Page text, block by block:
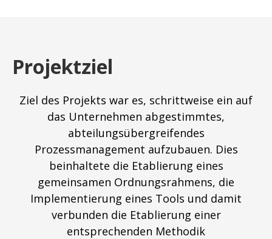
Projektziel
Ziel des Projekts war es, schrittweise ein auf
das Unternehmen abgestimmtes,
abteilungsübergreifendes
Prozessmanagement aufzubauen. Dies
beinhaltete die Etablierung eines
gemeinsamen Ordnungsrahmens, die
Implementierung eines Tools und damit
verbunden die Etablierung einer
entsprechenden Methodik